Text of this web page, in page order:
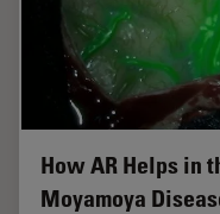
How AR Helps in
Moyamoya